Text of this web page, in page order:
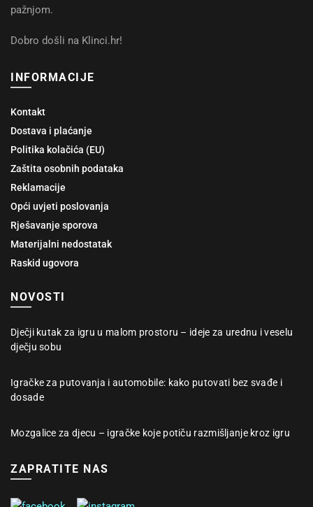
pažnjom.
Dobro došli na Klinci.hr!
INFORMACIJE
Kontakt
Dostava i plaćanje
Politika kolačića (EU)
Zaštita osobnih podataka
Reklamacije
Opći uvjeti poslovanja
Rješavanje sporova
Materijalni nedostatak
Raskid ugovora
NOVOSTI
Dječji kutak za igru u malom prostoru – ideje za urednu i veselu
dječju sobu
Igračke za putovanja i automobile: kako putovati bez svađe i
dosade
Mozgalice za djecu – igračke koje potiču razmišljanje kroz igru
ZAPRATITE NAS